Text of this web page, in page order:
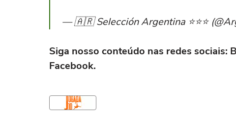
— 🇦🇷 Selección Argentina ⭐⭐⭐
Siga nosso conteúdo nas redes sociais:
Facebook.